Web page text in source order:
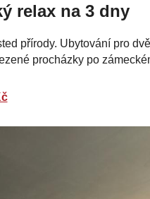
relax na 3 dny
přírody. Ubytování pro
procházky po